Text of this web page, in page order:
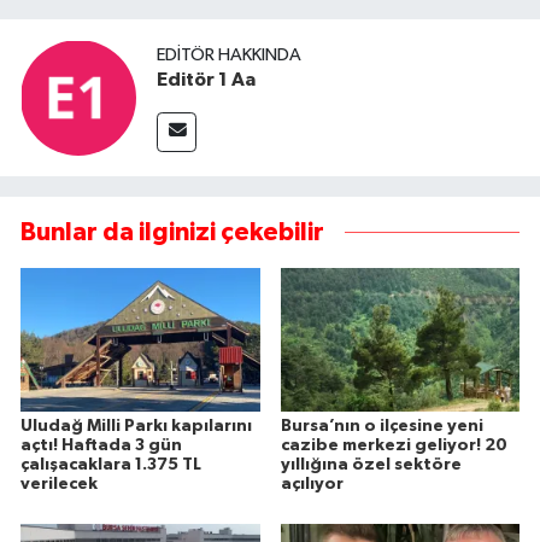
EDITÖR HAKKINDA
Editör 1 Aa
Bunlar da ilginizi çekebilir
Uludağ Milli Parkı kapılarını
açtı! Haftada 3 gün
çalışacaklara 1.375 TL
verilecek
Bursa’nın o ilçesine yeni
cazibe merkezi geliyor! 20
yıllığına özel sektöre
açılıyor